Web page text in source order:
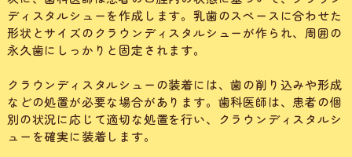
ディスタルシューを作成します。乳歯のスペースに合わせた
形状とサイズのクラウンディスタルシューが作られ、周囲の
永久歯にしっかりと固定されます。
クラウンディスタルシューの装着には、歯の削り込みや形成
などの処置が必要な場合があります。歯科医師は、患者の個
別の状況に応じて適切な処置を行い、クラウンディスタルシ
ューを確実に装着します。